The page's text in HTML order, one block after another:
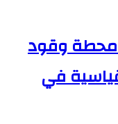
إفريقيا..أزيد من 140 محطة وقود
في